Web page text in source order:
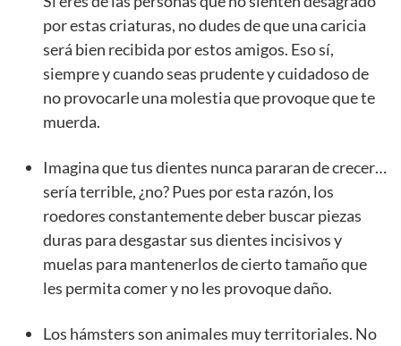
por estas criaturas, no dudes de que una caricia
será bien recibida por estos amigos. Eso sí,
siempre y cuando seas prudente y cuidadoso de
no provocarle una molestia que provoque que te
muerda.
Imagina que tus dientes nunca pararan de crecer…
sería terrible, ¿no? Pues por esta razón, los
roedores constantemente deber buscar piezas
duras para desgastar sus dientes incisivos y
muelas para mantenerlos de cierto tamaño que
les permita comer y no les provoque daño.
Los hámsters son animales muy territoriales. No